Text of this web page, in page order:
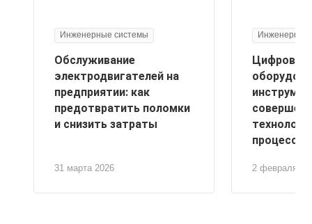
Инженерные системы
31 марта 2026
Обслуживание
электродвигателей на
предприятии: как
предотвратить поломки
и снизить затраты
Инженерные
2 февраля
Цифровые
процессов